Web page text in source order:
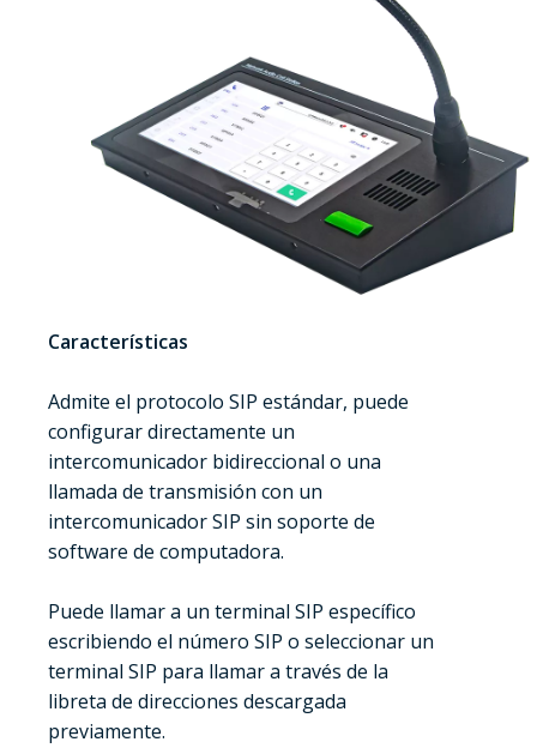
Características
Admite el protocolo SIP estándar, puede
configurar directamente un
intercomunicador bidireccional o una
llamada de transmisión con un
intercomunicador SIP sin soporte de
software de computadora.
Puede llamar a un terminal SIP específico
escribiendo el número SIP o seleccionar un
terminal SIP para llamar a través de la
libreta de direcciones descargada
previamente.